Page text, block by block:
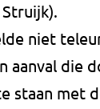
niet
aanval die
staan met